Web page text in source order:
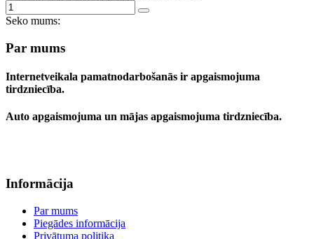
Seko mums:
Par mums
Internetveikala pamatnodarbošanās ir apgaismojuma
tirdzniecība.
Auto apgaismojuma un mājas apgaismojuma tirdzniecība.
Informācija
Par mums
Piegādes informācija
Privātuma politika